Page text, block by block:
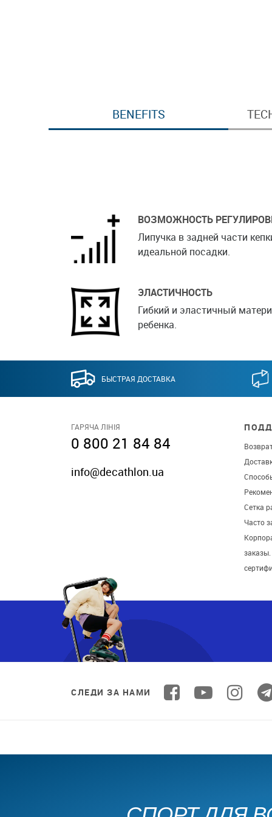
BENEFITS
ВОЗМОЖНОСТЬ
Липучка в задней части
идеальной посадки.
ЭЛАСТИЧНОСТЬ
Гибкий и эластичный
ребенка.
БЫСТРАЯ ДОСТАВКА
ГАРЯЧА ЛІНІЯ
0 800 21 84 84
info@decathlon.ua
Сетка
Часто
СЛЕДИ ЗА НАМИ